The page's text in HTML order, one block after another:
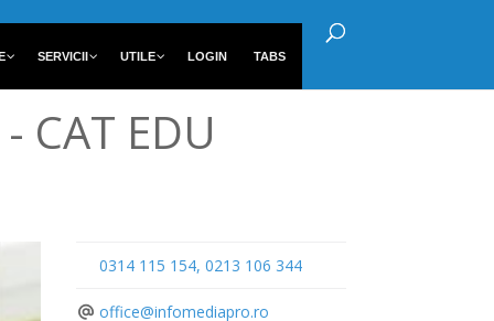
SERVICII UTILE LOGIN TABS
EDU
0314 115 154, 0213 106 344
office@infomediapro.ro